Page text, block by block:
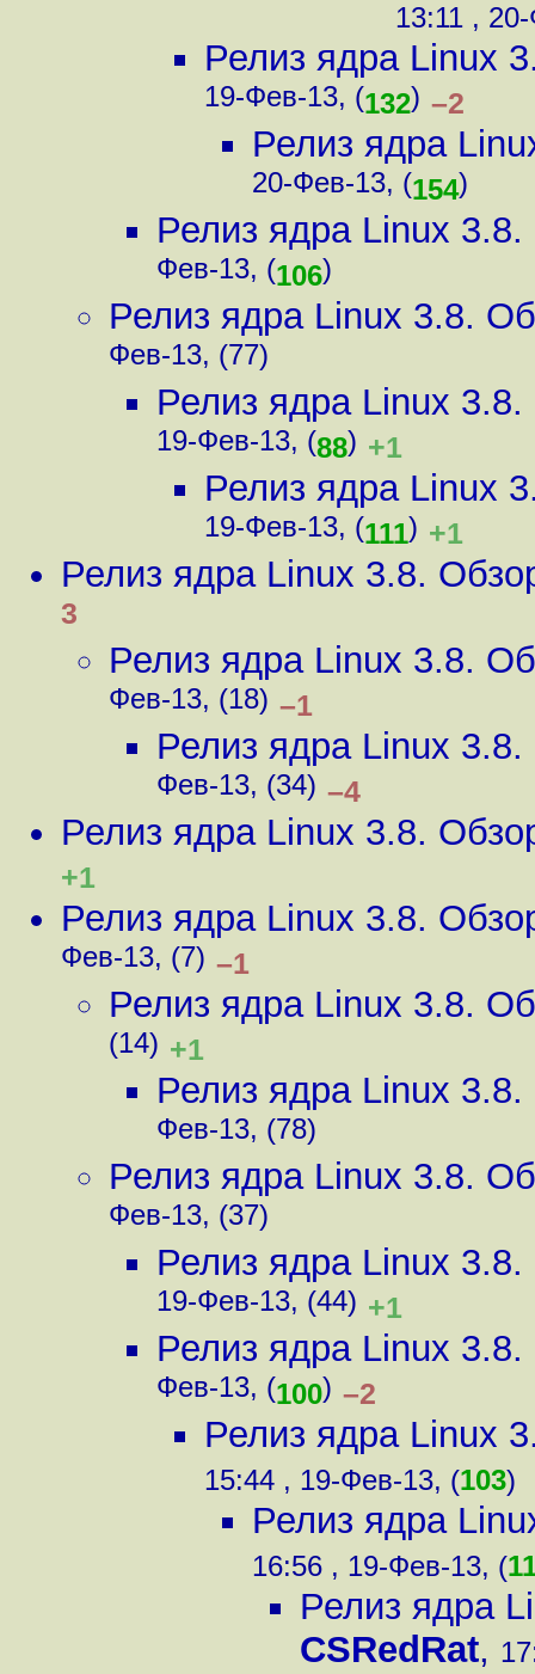
13:11 ,
Релиз ядра Linux
19-Фев-13, (132) –2
Релиз ядра
20-Фев-13, (154)
Релиз ядра Linux
Фев-13, (106)
Релиз ядра Linux 3.8.
Фев-13, (77)
Релиз ядра Linux
19-Фев-13, (88) +1
Релиз ядра Linux
19-Фев-13, (111) +1
Релиз ядра Linux 3.8.
3
Релиз ядра Linux 3.8.
Фев-13, (18) –1
Релиз ядра Linux
Фев-13, (34) –4
Релиз ядра Linux 3.8.
+1
Релиз ядра Linux 3.8.
Фев-13, (7) –1
Релиз ядра Linux 3.8.
(14) +1
Релиз ядра Linux
Фев-13, (78)
Релиз ядра Linux 3.8.
Фев-13, (37)
Релиз ядра Linux
19-Фев-13, (44) +1
Релиз ядра Linux
Фев-13, (100) –2
Релиз ядра Linux
15:44 , 19-Фев-13, (103)
Релиз ядра
16:56 , 19-Фев-13, (
Релиз ядра
CSRedRat,